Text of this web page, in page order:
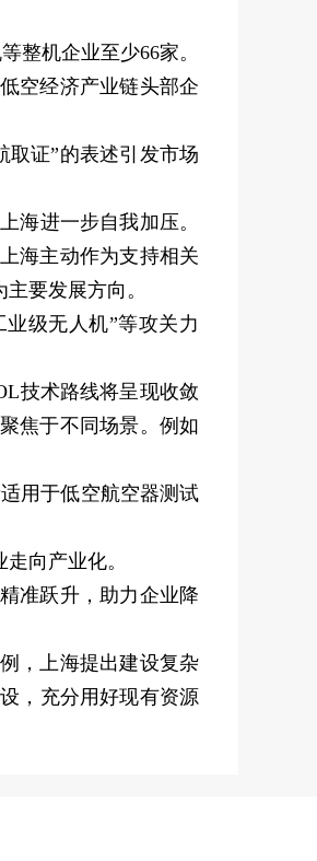
机企业至少66家。
空经济产业链头部企
证”的表述引发市场
进一步自我加压。
海主动作为支持相关
要发展方向。
级无人机”等攻关力
技术路线将呈现收敛
焦于不同场景。例如
用于低空航空器测试
向产业化。
准跃升，助力企业降
，上海提出建设复杂
，充分用好现有资源